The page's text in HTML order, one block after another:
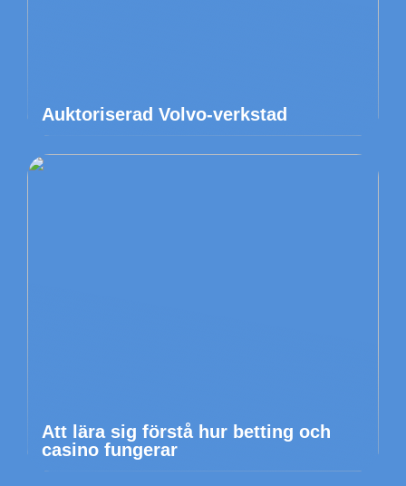
Auktoriserad Volvo-verkstad
Att lära sig förstå hur betting och
casino fungerar